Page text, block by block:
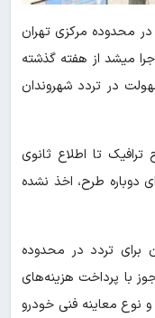
محدوده مرکزی تهران
میشد از هفته گذشته
در تردد شهروندان
تا اطلاع ثانوی
دوباره طرح، اخذ نشده
برای تردد در محدوده
با پرداخت هزینه‌های
معاینه فنی خودرو